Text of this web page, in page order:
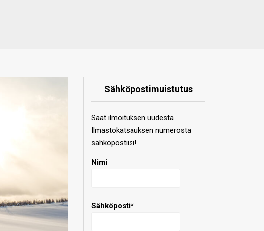
Sähköpostimuistutus
Saat ilmoituksen uudesta
Ilmastokatsauksen numerosta
sähköpostiisi!
Nimi
Sähköposti*